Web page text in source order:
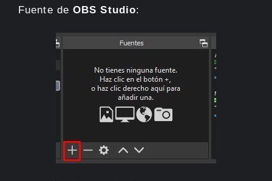
Fuente de OBS Studio: